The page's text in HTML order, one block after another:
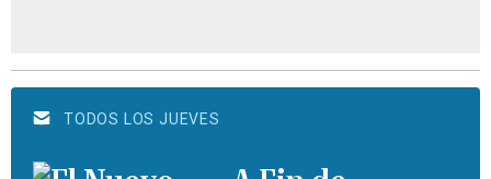
TODOS LOS JUEVES